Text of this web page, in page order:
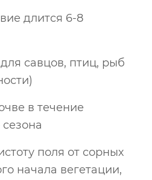
длится 6-8
савцов, птиц, рыб
в течение
поля от сорных
начала вегетации,